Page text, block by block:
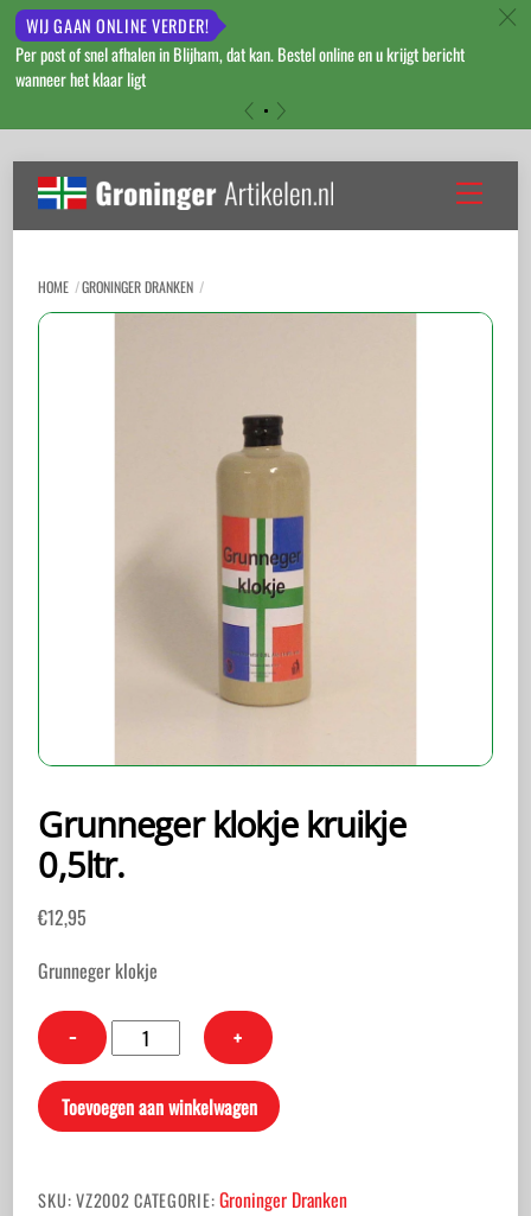
WIJ GAAN ONLINE VERDER!
Per post of snel afhalen in Blijham, dat kan. Bestel online en u krijgt bericht
wanneer het klaar ligt
c
content
Menu
HOME GRONINGER DRANKEN
Grunneger klokje kruikje
0,5ltr.
€12,95
Grunneger klokje
−
Grunneger
klokje
kruikje
0,5ltr.
+
Toevoegen aan winkelwagen
SKU:VZ2002CATEGORIE:Groninger Dranken